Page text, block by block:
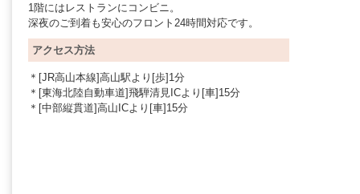
1階にはレストランにコンビニ。
深夜のご到着も安心のフロント24時間対応です。
アクセス方法
＊[JR高山本線]高山駅より[歩]1分
＊[東海北陸自動車道]飛騨清見ICより[車]15分
＊[中部縦貫道]高山ICより[車]15分